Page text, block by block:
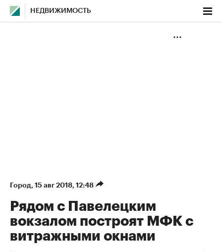
НЕДВИЖИМОСТЬ
Город⁠, 15 авг 2018, 12:48
Рядом с Павелецким
вокзалом построят МФК с
витражными окнами